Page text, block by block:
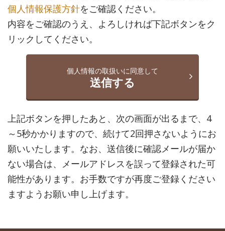
弁護士は依頼者に対して守秘義務を負っています。ご入力い
法第23条）。ただし、相談内容については、氏名や事案が一
切特定されないように一般化したうえ、当サイトで相談事例
利用して、不当な目的で事件の依頼を勧誘したり事件を誘発
することは一切ありませんのでご安心ください（弁護士職務
基本規程第10条）。
「いたずら」、「なりすまし」への対応について
架空の個人情報（いたずら）や、他人の個人情報（なりすま
し）などを利用した不正な問合せは、当事務所だけでなく、
関係のない方に多大な迷惑をかける行為です。当事務所で
は、不正行為が発覚した場合、個人情報・IPアドレスをもと
に、警察に被害届を提出し、不正行為の当事者に損害賠償を
請求する訴訟の提起を行うなど、然るべき法的措置を取らせ
ていただく場合がございます。 いたずらやなりすましは、単
個人情報保護方針をご確認ください。
内容をご確認のうえ、よろしければ下記ボタンをク
リックしてください。
個人情報の取扱いに同意して
送信する
上記ボタンを押したあと、次の画面が出るまで、4
～5秒かかりますので、続けて2回押さないようにお
願いいたします。なお、送信後に確認メールが届か
ない場合は、メールアドレスを誤って登録された可
能性があります。お手数ですが再度ご登録ください
ますようお願い申し上げます。